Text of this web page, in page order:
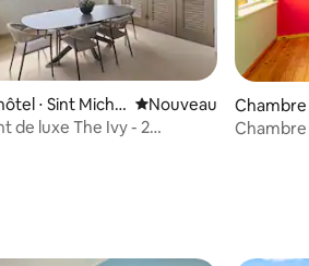
⋅ Sint Michi
Nouvel hébergement
Nouveau
de luxe The Ivy - 2
Chambre
Chambre